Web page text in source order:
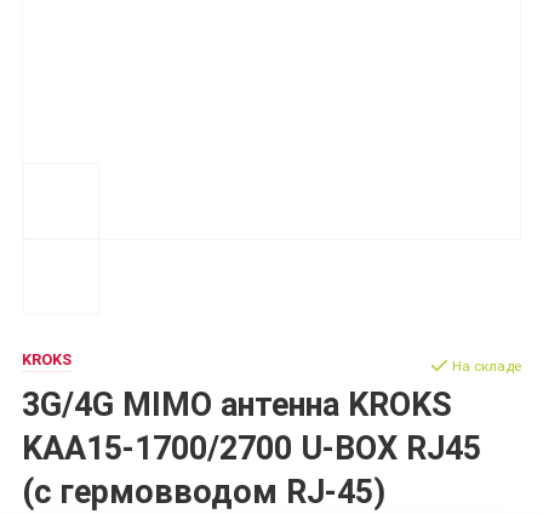
KROKS
3G/4G MIMO антенна KROKS
KAA15-1700/2700 U-BOX RJ45
(с гермовводом RJ-45)
На складе